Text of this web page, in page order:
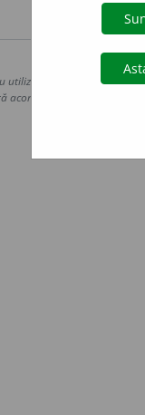
Copyright
utilizarea datelor de pe
acordul nostru prealabil